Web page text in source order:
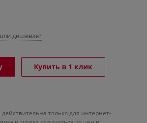
дешевле?
Купить в 1 клик
только для интернет-